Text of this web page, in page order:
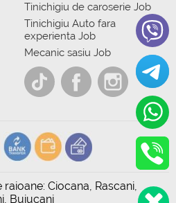
Tinichigiu de caroserie Job
Tinichigiu Auto fara
experienta Job
Mecanic sasiu Job
Ciocana, Rascani,
Buiucani